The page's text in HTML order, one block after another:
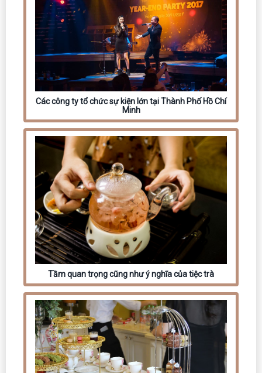
Các công ty tổ chức sự kiện lớn tại Thành Phố Hồ Chí
Minh
Tầm quan trọng cũng như ý nghĩa của tiệc trà